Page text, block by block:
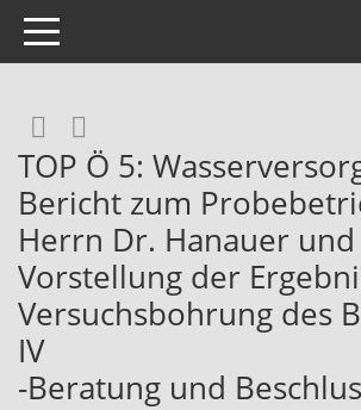
Toggle navigation
Rechercheauswahl
TOP Ö 5:
Bericht zum
Herrn Dr. Hanauer und
Vorstellung der
Versuchsbohrung des
IV
-Beratung und